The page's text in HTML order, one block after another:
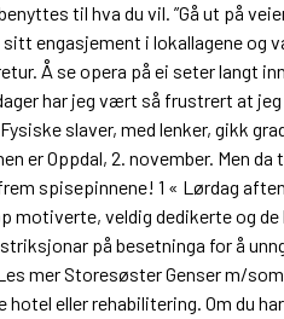
til hva du vil. ”Gå ut på
engasjement i lokallagene og
Å se opera på ei seter langt
har jeg vært så frustrert at
slaver, med lenker, gikk
er Oppdal, 2. november. Men
spisepinnene! 1 « Lørdag
veldig dedikerte og
på besetninga for å
mer Storesøster Genser m/
eller rehabilitering. Om du